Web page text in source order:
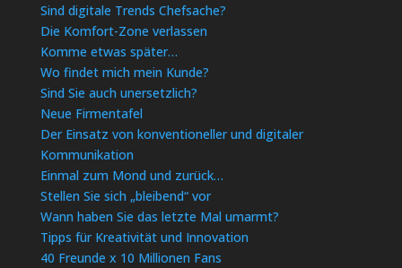
Sind digitale Trends Chefsache?
Die Komfort-Zone verlassen
Komme etwas später…
Wo findet mich mein Kunde?
Sind Sie auch unersetzlich?
Neue Firmentafel
Der Einsatz von konventioneller und digitaler
Kommunikation
Einmal zum Mond und zurück…
Stellen Sie sich „bleibend“ vor
Wann haben Sie das letzte Mal umarmt?
Tipps für Kreativität und Innovation
40 Freunde x 10 Millionen Fans